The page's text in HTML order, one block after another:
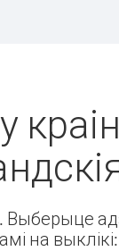
на выклікі: